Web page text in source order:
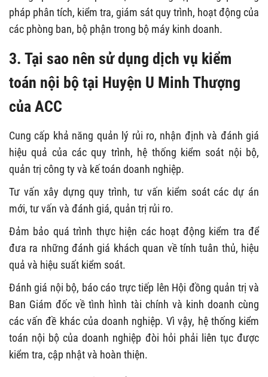
pháp phân tích, kiểm tra, giám sát quy trình, hoạt động của
các phòng ban, bộ phận trong bộ máy kinh doanh.
3. Tại sao nên sử dụng dịch vụ kiểm
toán nội bộ tại Huyện U Minh Thượng
của ACC
Cung cấp khả năng quản lý rủi ro, nhận định và đánh giá
hiệu quả của các quy trình, hệ thống kiểm soát nội bộ,
quản trị công ty và kế toán doanh nghiệp.
Tư vấn xây dựng quy trình, tư vấn kiểm soát các dự án
mới, tư vấn và đánh giá, quản trị rủi ro.
Đảm bảo quá trình thực hiện các hoạt động kiểm tra để
đưa ra những đánh giá khách quan về tính tuân thủ, hiệu
quả và hiệu suất kiểm soát.
Đánh giá nội bộ, báo cáo trực tiếp lên Hội đồng quản trị và
Ban Giám đốc về tình hình tài chính và kinh doanh cùng
các vấn đề khác của doanh nghiệp. Vì vậy, hệ thống kiểm
toán nội bộ của doanh nghiệp đòi hỏi phải liên tục được
kiểm tra, cập nhật và hoàn thiện.